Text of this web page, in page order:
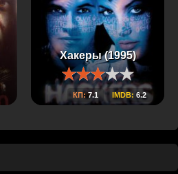
Хакеры (1995)
КП:7.1 IMDB: 6.2